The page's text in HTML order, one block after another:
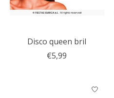
Disco queen bril
€5,99